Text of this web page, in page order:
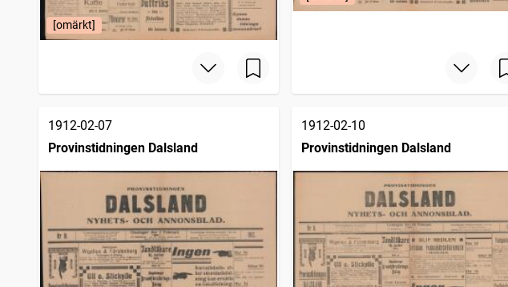
[omärkt]
1912-02-07
Provinstidningen Dalsland
1912-02-10
Provinstidningen Dalsland